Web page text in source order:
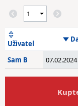
Uživatel
Sam B